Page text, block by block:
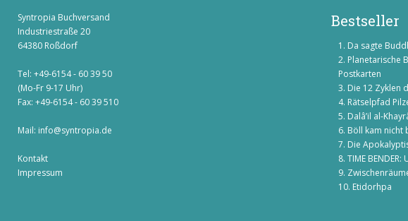
Syntropia Buchversand
Industriestraße 20
64380 Roßdorf
Tel: +49-6154 - 60 39 50
(Mo-Fr 9-17 Uhr)
Fax: +49-6154 - 60 39 510
Mail: info@syntropia.de
Kontakt
Impressum
Bestseller
Da sagte
Planetarische
Postkarten
Die 12 Zyklen
Rätselpfad
Dalâ’il al-
Böll kam nicht
Die
TIME
Etidorhpa